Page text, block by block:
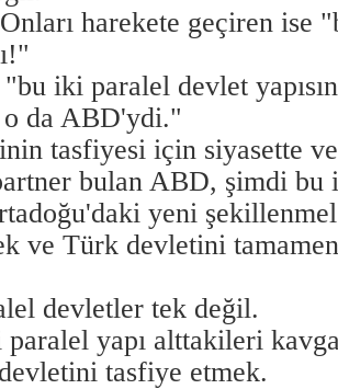
harekete geçiren ise
iki paralel devlet
o da ABD'ydi."
tasfiyesi için siyasette
bulan ABD, şimdi bu
yeni
ve Türk devletini
devletler tek değil.
paralel yapı alttakileri
tasfiye etmek.